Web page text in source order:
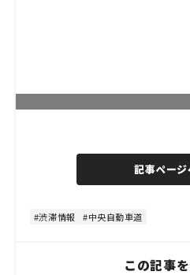
記事ページ
渋滞情報 中央自動車道
この記事